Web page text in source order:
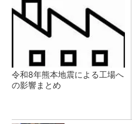
令和8年熊本地震による工場へ
の影響まとめ